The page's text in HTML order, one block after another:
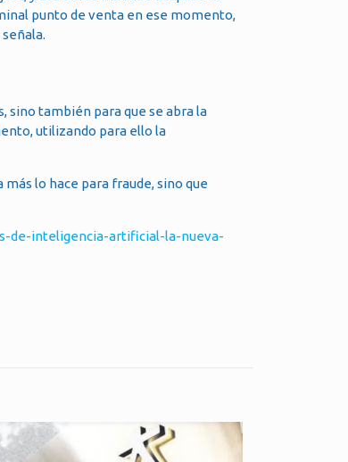
punto de venta en ese momento,
sino también para que se abra la
utilizando para ello la
lo hace para fraude, sino que
de-inteligencia-artificial-la-nueva-